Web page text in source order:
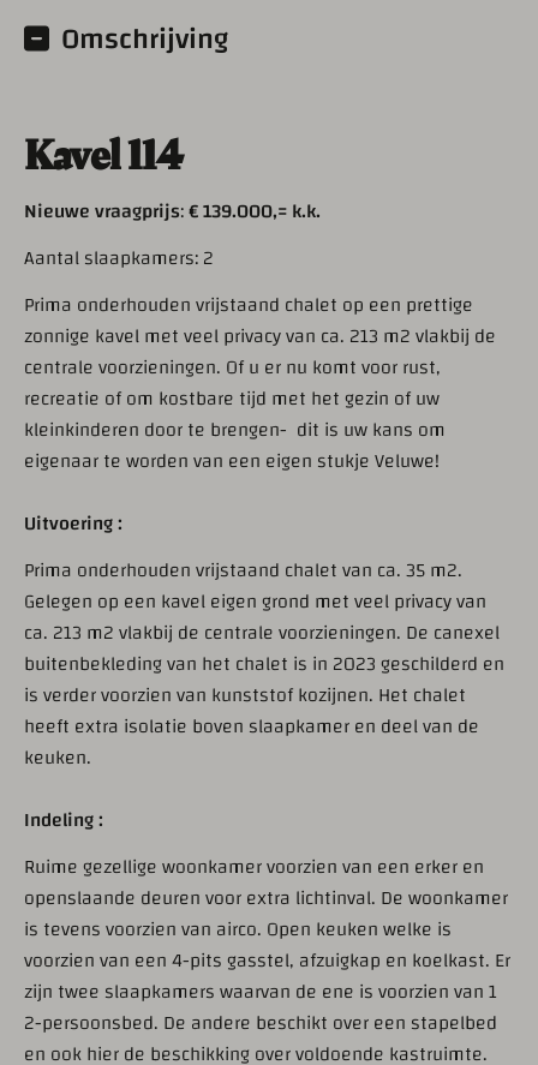
Omschrijving
Kavel 114
Nieuwe vraagprijs:€ 139.000,= k.k.
Aantal slaapkamers: 2
Prima onderhouden vrijstaand chalet op een prettige
zonnige kavel met veel privacy van ca. 213 m2 vlakbij de
centrale voorzieningen. Of u er nu komt voor rust,
recreatie of om kostbare tijd met het gezin of uw
kleinkinderen door te brengen- dit is uw kans om
eigenaar te worden van een eigen stukje Veluwe!
Uitvoering :
Prima onderhouden vrijstaand chalet van ca. 35 m2.
Gelegen op een kavel eigen grond met veel privacy van
ca. 213 m2 vlakbij de centrale voorzieningen. De canexel
buitenbekleding van het chalet is in 2023 geschilderd en
is verder voorzien van kunststof kozijnen. Het chalet
heeft extra isolatie boven slaapkamer en deel van de
keuken.
Indeling :
Ruime gezellige woonkamer voorzien van een erker en
openslaande deuren voor extra lichtinval. De woonkamer
is tevens voorzien van airco. Open keuken welke is
voorzien van een 4-pits gasstel, afzuigkap en koelkast. Er
zijn twee slaapkamers waarvan de ene is voorzien van 1
2-persoonsbed. De andere beschikt over een stapelbed
en ook hier de beschikking over voldoende kastruimte.